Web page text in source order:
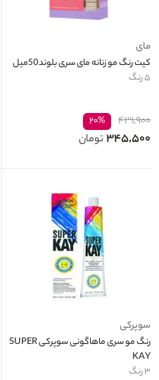
مای
کیت رنگ مو زنانه مای سری بلوند50میل
۵ رنگ
۴۳۱,۹۰۰ ۲۰%
۳۴۵,۵۰۰ تومان
سوپرکی
رنگ مو سری ماهاگونی سوپرکی SUPER
KAY
۳ رنگ